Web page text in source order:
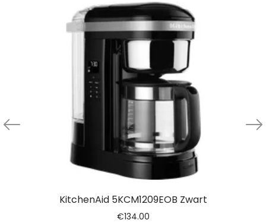
KitchenAid 5KCM1209EOB Zwart
€134.00